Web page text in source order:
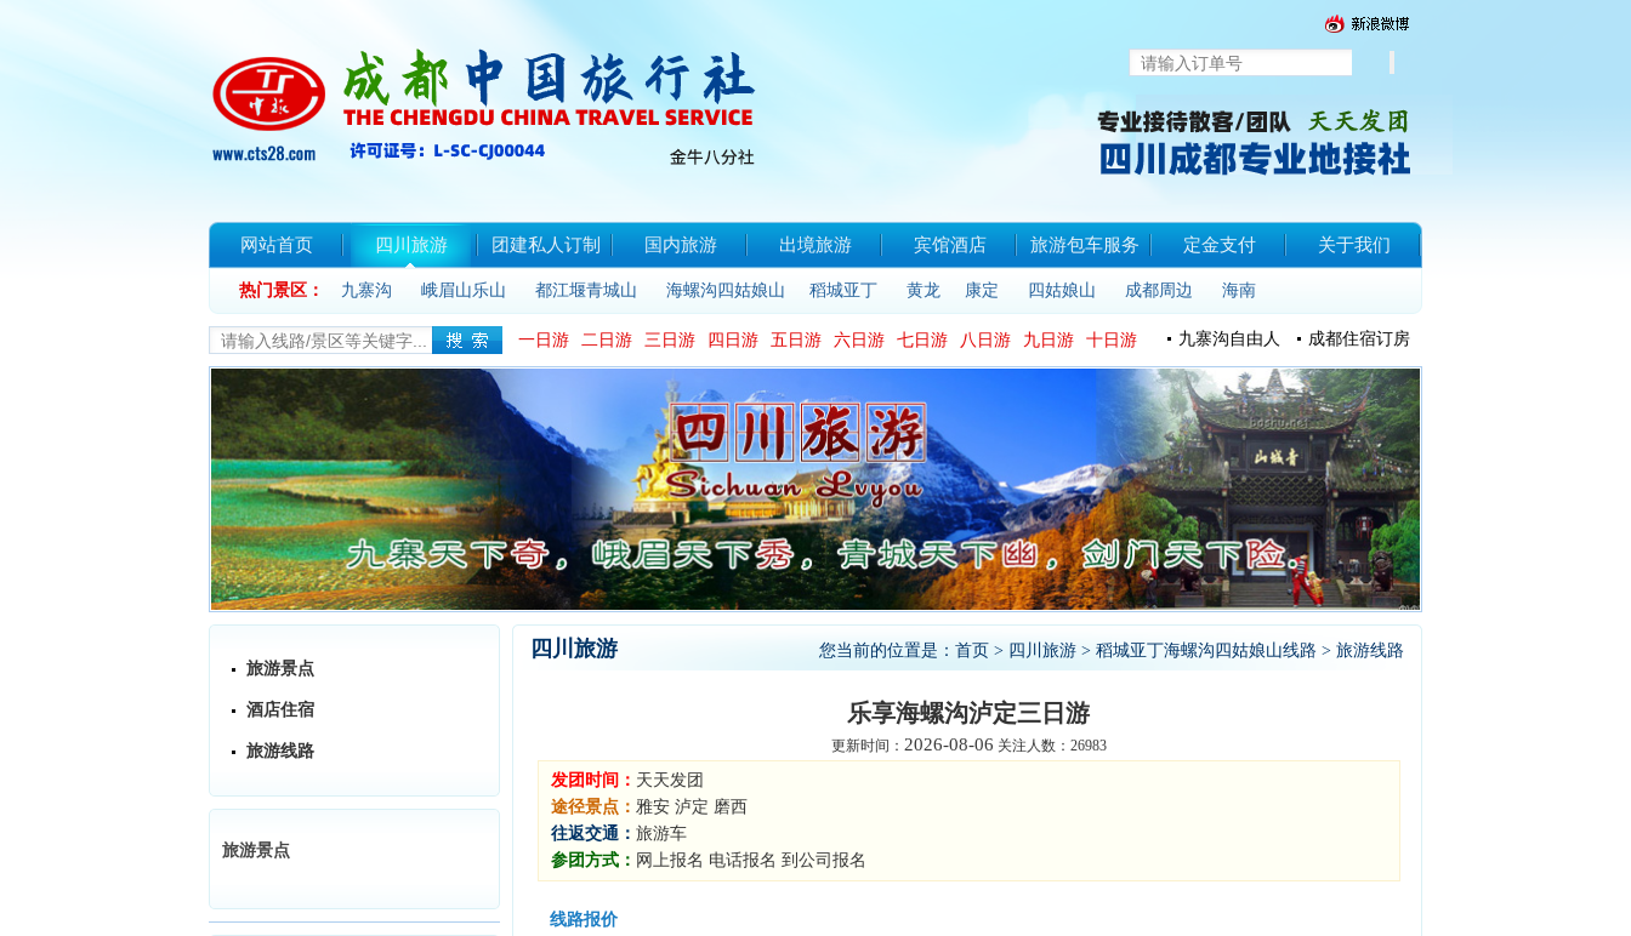
网站首页 四川旅游 团建私人订制 国内旅游 出境旅游 宾馆酒店 旅游包车服务 定金支付 关于我们
联系我们
热门景区： 九寨沟 峨眉山乐山 都江堰青城山 海螺沟四姑娘山 稻城亚丁 黄龙 康定 四姑娘山 成都周边 海南
一日游 二日游 三日游 四日游 五日游 六日游 七日游 八日游 九日游 十日游 九寨沟自由人 成都住宿订房
旅游景点
酒店住宿
旅游线路
旅游景点
您当前的位置是： 首页 > 四川旅游 > 稻城亚丁海螺沟四姑娘山线路 > 旅游线路
四川旅游
乐享海螺沟泸定三日游
更新时间： 2026-08-06 关注人数：26983
发团时间： 天天发团
途径景点： 雅安 泸定 磨西
往返交通： 旅游车
参团方式： 网上报名 电话报名 到公司报名
线路报价